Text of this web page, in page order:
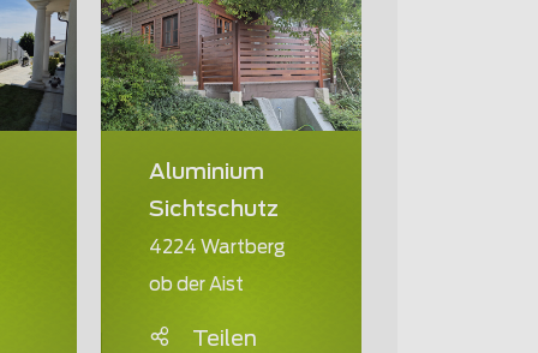
Aluminium
Sichtschutz
4224 Wartberg
ob der Aist
Teilen